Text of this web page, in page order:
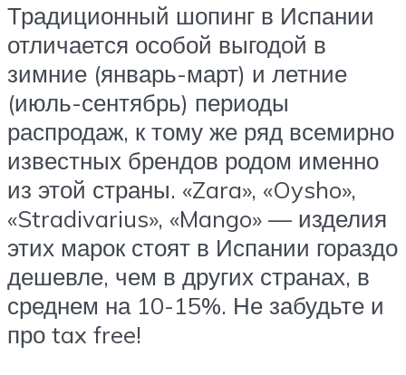
Традиционный шопинг в Испании
отличается особой выгодой в
зимние (январь-март) и летние
(июль-сентябрь) периоды
распродаж, к тому же ряд всемирно
известных брендов родом именно
из этой страны. «Zara», «Oysho»,
«Stradivarius», «Mango» — изделия
этих марок стоят в Испании гораздо
дешевле, чем в других странах, в
среднем на 10-15%. Не забудьте и
про tax free!